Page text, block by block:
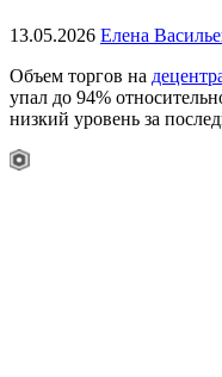
13.05.2026 Елена
Объем торгов на
упал до 94%
низкий уровень за